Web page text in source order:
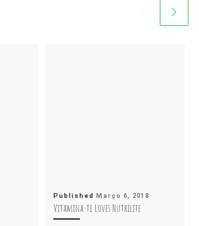
Published Março 6, 2018
Vitamina-te Loves Nutrilite